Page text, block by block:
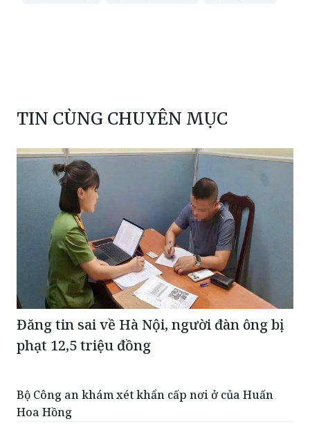
Đăng tin sai về Hà Nội, người đàn ông bị
phạt 12,5 triệu đồng
Bộ Công an khám xét khẩn cấp nơi ở của Huấn
Khởi tố thêm 02 đối tượng trong vụ án "xưởng rửa
tiền"